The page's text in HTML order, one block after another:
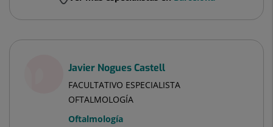
Javier Nogues Castell
FACULTATIVO ESPECIALISTA
OFTALMOLOGÍA
Oftalmología